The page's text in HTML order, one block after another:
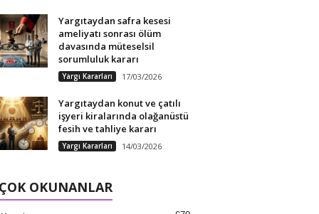
Yargıtaydan safra kesesi
ameliyatı sonrası ölüm
davasında müteselsil
sorumluluk kararı
Yargı Kararları 17/03/2026
Yargıtaydan konut ve çatılı
işyeri kiralarında olağanüstü
fesih ve tahliye kararı
Yargı Kararları 14/03/2026
OKUNANLAR